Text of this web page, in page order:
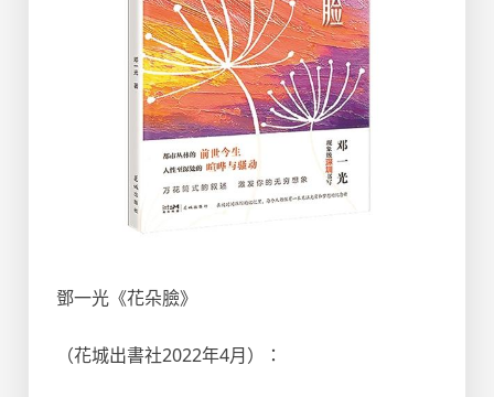
鄧一光《花朵臉》
（花城出書社2022年4月）：